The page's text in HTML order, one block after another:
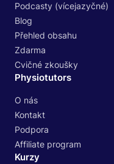
Podcasty (vícejazyčné)
Blog
Přehled obsahu
Zdarma
Cvičné zkoušky
Physiotutors
O nás
Kontakt
Podpora
Affiliate program
Kurzy